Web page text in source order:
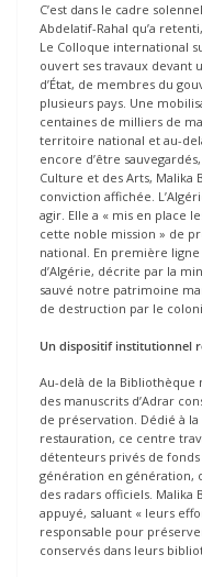
C’est dans le cadre
Abdelatif-Rahal qu’a
Le Colloque international
ouvert ses travaux devant
d’État, de membres du
plusieurs pays. Une
centaines de milliers de
territoire national et au-
encore d’être
Culture et des Arts, Malika
conviction affichée.
agir. Elle a « mis en place
cette noble mission » de
national. En première
d’Algérie, décrite par la
sauvé notre patrimoine
de destruction par le
Un dispositif institutionnel
Au-delà de la Bibliothèque
des manuscrits d’Adrar
de préservation. Dédié à
restauration, ce centre
détenteurs privés de
génération en génération,
des radars officiels.
appuyé, saluant « leurs
responsable pour
conservés dans leurs